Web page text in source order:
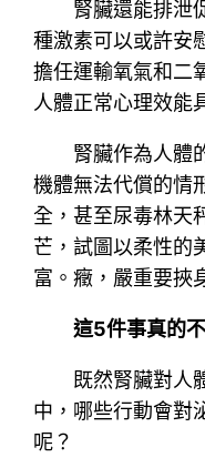
腎臟還能排泄
種激素可以或許安
擔任運輸氧氣和二
人體正常心理效能
腎臟作為人體
機體無法代償的情
全，甚至尿毒林天
芒，試圖以柔性的
富。癥，嚴重要挾
這5件事真的
既然腎臟對人
中，哪些行動會對
呢？